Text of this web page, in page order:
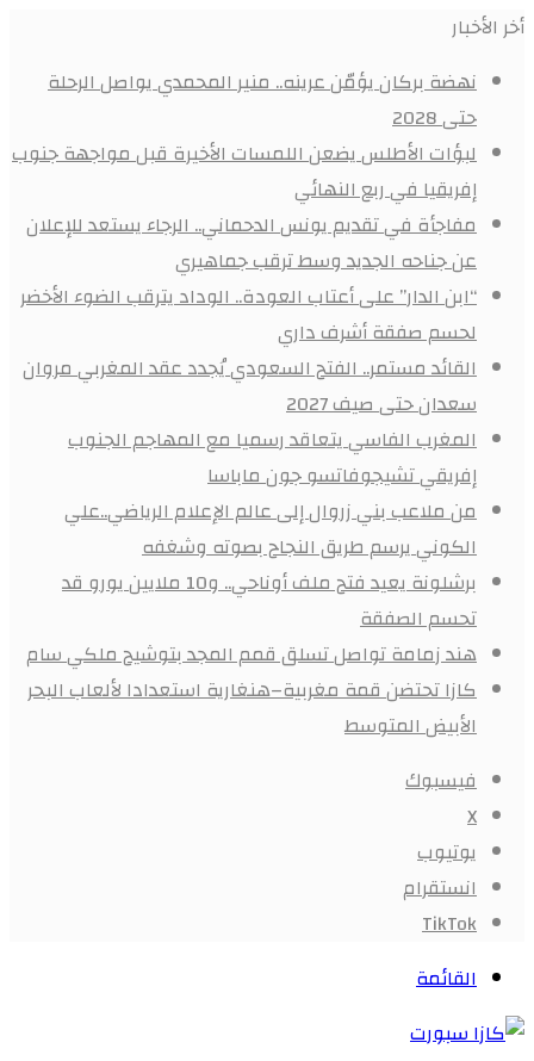
أخر الأخبار
نهضة بركان يؤمّن عرينه.. منير المحمدي يواصل الرحلة
حتى 2028
لبؤات الأطلس يضعن اللمسات الأخيرة قبل مواجهة جنوب
إفريقيا في ربع النهائي
مفاجأة في تقديم يونس الدحماني.. الرجاء يستعد للإعلان
عن جناحه الجديد وسط ترقب جماهيري
“ابن الدار” على أعتاب العودة.. الوداد يترقب الضوء الأخضر
لحسم صفقة أشرف داري
القائد مستمر.. الفتح السعودي يُجدد عقد المغربي مروان
سعدان حتى صيف 2027
المغرب الفاسي يتعاقد رسميا مع المهاجم الجنوب
إفريقي تشيجوفاتسو جون ماباسا
من ملاعب بني زروال إلى عالم الإعلام الرياضي..علي
الكوني يرسم طريق النجاح بصوته وشغفه
برشلونة يعيد فتح ملف أوناحي.. و10 ملايين يورو قد
تحسم الصفقة
هند زمامة تواصل تسلق قمم المجد بتوشيح ملكي سام
كازا تحتضن قمة مغربية–هنغارية استعدادا لألعاب البحر
الأبيض المتوسط
فيسبوك
X
يوتيوب
انستقرام
‫TikTok
القائمة